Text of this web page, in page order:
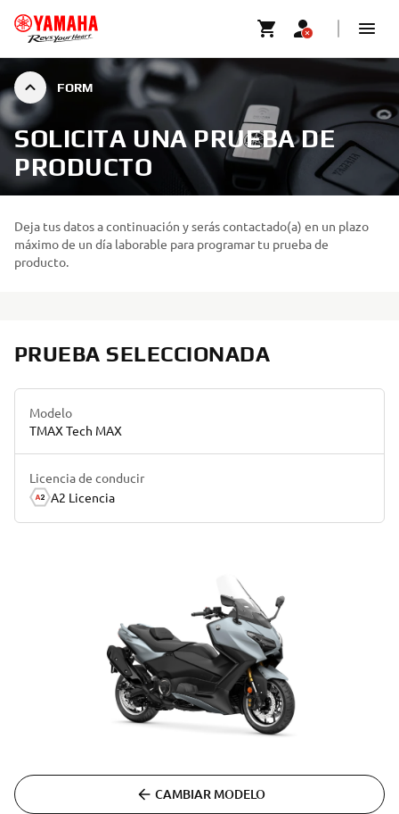
FORM
SOLICITA UNA PRUEBA DE
PRODUCTO
Deja tus datos a continuación y serás contactado(a) en un plazo
máximo de un día laborable para programar tu prueba de
producto.
PRUEBA SELECCIONADA
Modelo
TMAX Tech MAX
Licencia de conducir
A2 Licencia
CAMBIAR MODELO